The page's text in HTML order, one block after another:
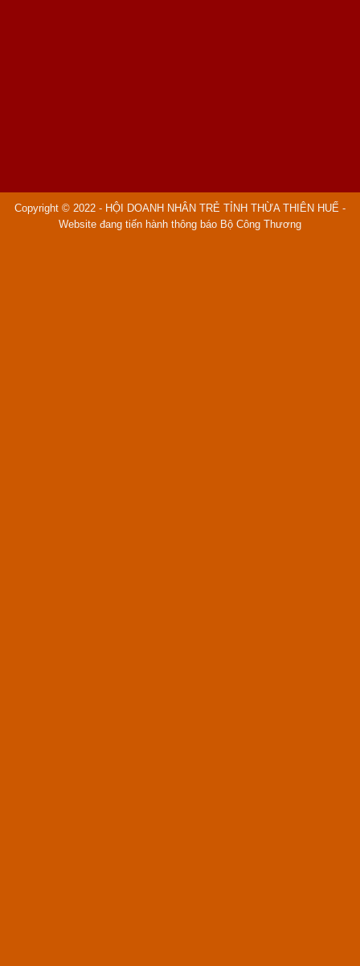
Copyright © 2022 - HỘI DOANH NHÂN TRẺ TỈNH THỪA THIÊN HUẾ -
Website đang tiến hành thông báo Bộ Công Thương